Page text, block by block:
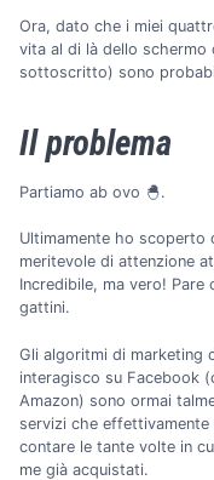
Ora, dato che i miei
vita al di là dello schermo
sottoscritto) sono
Il problema
Partiamo ab ovo 🐣.
Ultimamente ho scoperto
meritevole di attenzione
Incredibile, ma vero!
gattini.
Gli algoritmi di marketing
interagisco su Facebook
Amazon) sono ormai
servizi che effettivamente
contare le tante volte in
me già acquistati.